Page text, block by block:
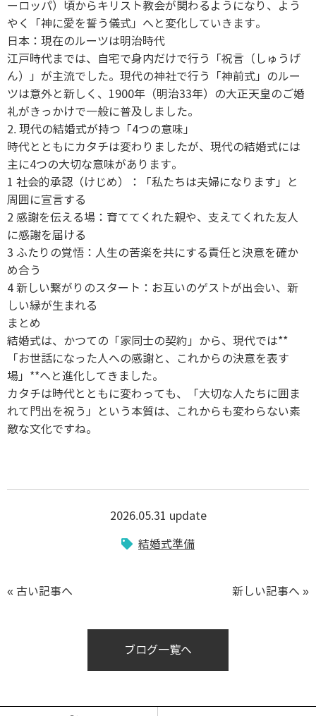
ーロッパ）頃からキリスト教会が関わるようになり、よう
やく「神に愛を誓う儀式」へと変化していきます。
日本：現在のルーツは明治時代
江戸時代までは、自宅で身内だけで行う「祝言（しゅうげ
ん）」が主流でした。現代の神社で行う「神前式」のルー
ツは意外と新しく、1900年（明治33年）の大正天皇のご婚
礼がきっかけで一般に普及しました。
2. 現代の結婚式が持つ「4つの意味」
時代とともにカタチは変わりましたが、現代の結婚式には
主に4つの大切な意味があります。
1 社会的承認（けじめ）：「私たちは夫婦になります」と
周囲に宣言する
2 感謝を伝える場：育ててくれた親や、支えてくれた友人
に感謝を届ける
3 ふたりの覚悟：人生の苦楽を共にする責任と決意を確か
め合う
4 新しい繋がりのスタート：お互いのゲストが出会い、新
しい縁が生まれる
まとめ
結婚式は、かつての「家同士の契約」から、現代では**
「お世話になった人への感謝と、これからの決意を表す
場」**へと進化してきました。
カタチは時代とともに変わっても、「大切な人たちに囲ま
れて門出を祝う」という本質は、これからも変わらない素
敵な文化ですね。
2026.05.31 update
結婚式準備
« 古い記事へ 新しい記事へ »
ブログ一覧へ